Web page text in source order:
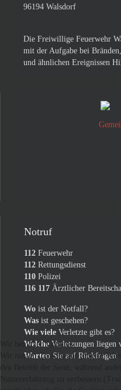
96194 Walsdorf
Die Freiwillige Feuerwehr
mit der Aufgabe bei
und ähnlichen Ereignissen
Notruf
112 Feuerwehr
112 Rettungsdienst
110 Polizei
116 117 Ärztlicher
Wo ist der Notfall?
Was ist geschehen?
Wie viele Verletzte gibt es?
Welche Verletzungen liegen
Warten Sie auf Rückfragen!
Wir benutzen Cookies
Wir nutzen Cookies auf unserer